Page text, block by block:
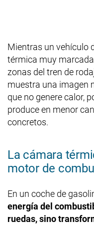
Mientras un vehículo
térmica muy
zonas del tren de
muestra una imagen
que no genere calor,
produce en menor
concretos.
La cámara
motor de
En un coche de
energía del
ruedas, sino